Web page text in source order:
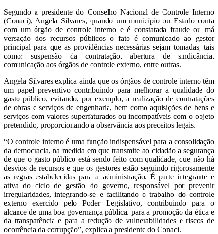
Segundo a presidente do Conselho Nacional de Controle Interno
(Conaci), Angela Silvares, quando um município ou Estado conta
com um órgão de controle interno e é constatada fraude ou má
versação dos recursos públicos o fato é comunicado ao gestor
principal para que as providências necessárias sejam tomadas, tais
como: suspensão da contratação, abertura de sindicância,
comunicação aos órgãos de controle externo, entre outras.
Angela Silvares explica ainda que os órgãos de controle interno têm
um papel preventivo contribuindo para melhorar a qualidade do
gasto público, evitando, por exemplo, a realização de contratações
de obras e serviços de engenharia, bem como aquisições de bens e
serviços com valores superfaturados ou incompatíveis com o objeto
pretendido, proporcionando a observância aos preceitos legais.
“O controle interno é uma função indispensável para a consolidação
da democracia, na medida em que transmite ao cidadão a segurança
de que o gasto público está sendo feito com qualidade, que não há
desvios de recursos e que os gestores estão seguindo rigorosamente
as regras estabelecidas para a administração. É parte integrante e
ativa do ciclo de gestão do governo, responsável por prevenir
irregularidades, integrando-se e facilitando o trabalho do controle
externo exercido pelo Poder Legislativo, contribuindo para o
alcance de uma boa governança pública, para a promoção da ética e
da transparência e para a redução de vulnerabilidades e riscos de
ocorrência da corrupção”, explica a presidente do Conaci.